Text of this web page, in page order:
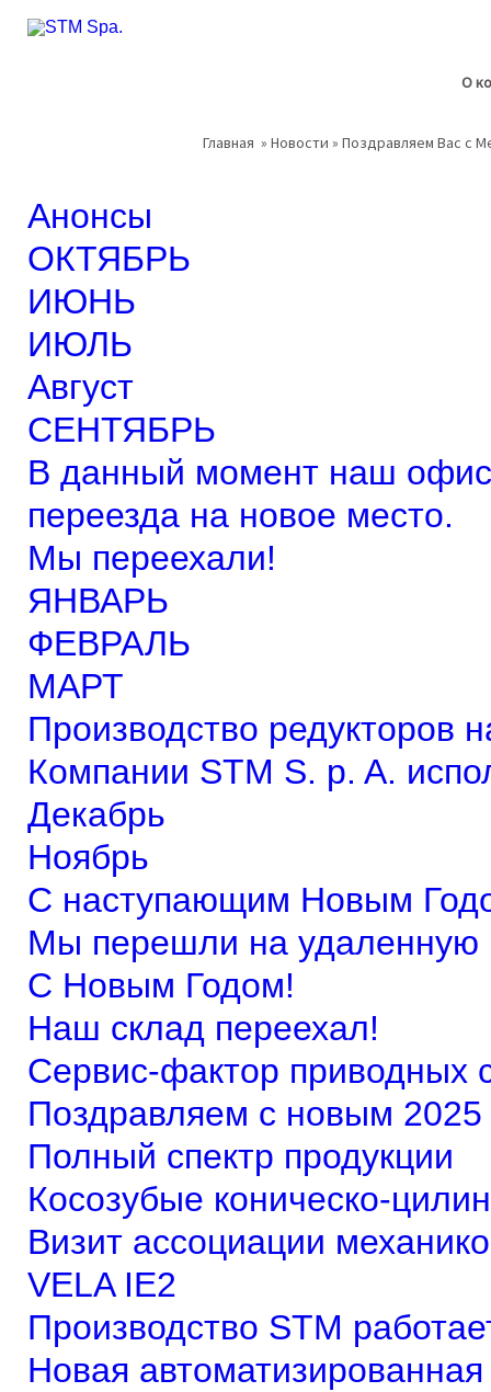
О
Главная » Новости » Поздравляем Вас с
Анонсы
ОКТЯБРЬ
ИЮНЬ
ИЮЛЬ
Август
СЕНТЯБРЬ
В данный момент наш офис
переезда на новое место.
Мы переехали!
ЯНВАРЬ
ФЕВРАЛЬ
МАРТ
Производство редукторов
Компании STM S. p. A.
Декабрь
Ноябрь
С наступающим Новым
Мы перешли на удаленную
С Новым Годом!
Наш склад переехал!
Сервис-фактор приводных
Поздравляем с новым 2025
Полный спектр продукции
Косозубые коническо-
Визит ассоциации
VELA IE2
Производство STM
Новая